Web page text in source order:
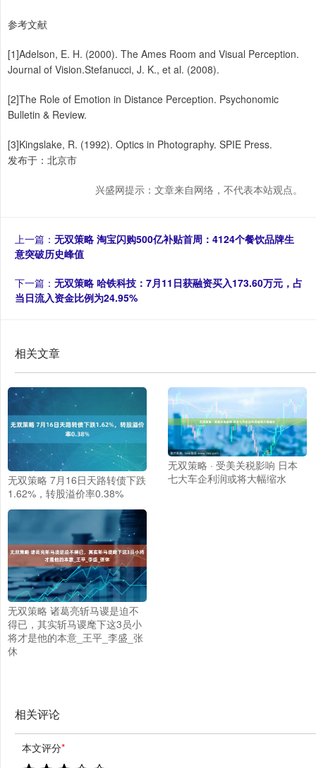
参考文献
[1]Adelson, E. H. (2000). The Ames Room and Visual Perception.
Journal of Vision.Stefanucci, J. K., et al. (2008).
[2]The Role of Emotion in Distance Perception. Psychonomic
Bulletin & Review.
[3]Kingslake, R. (1992). Optics in Photography. SPIE Press.
发布于：北京市
兴盛网提示：文章来自网络，不代表本站观点。
上一篇： 无双策略 淘宝闪购500亿补贴首周：4124个餐饮品牌生
意突破历史峰值
下一篇： 无双策略 哈铁科技：7月11日获融资买入173.60万元，占
当日流入资金比例为24.95%
相关文章
无双策略 7月16日天路转债下跌
1.62%，转股溢价率0.38%
无双策略 · 受美关税影响 日本
七大车企利润或将大幅缩水
无双策略 诸葛亮斩马谡是迫不
得已，其实斩马谡麾下这3员小
将才是他的本意_王平_李盛_张
休
相关评论
本文评分*